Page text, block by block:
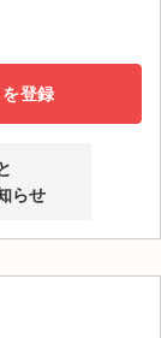
登録
らせ